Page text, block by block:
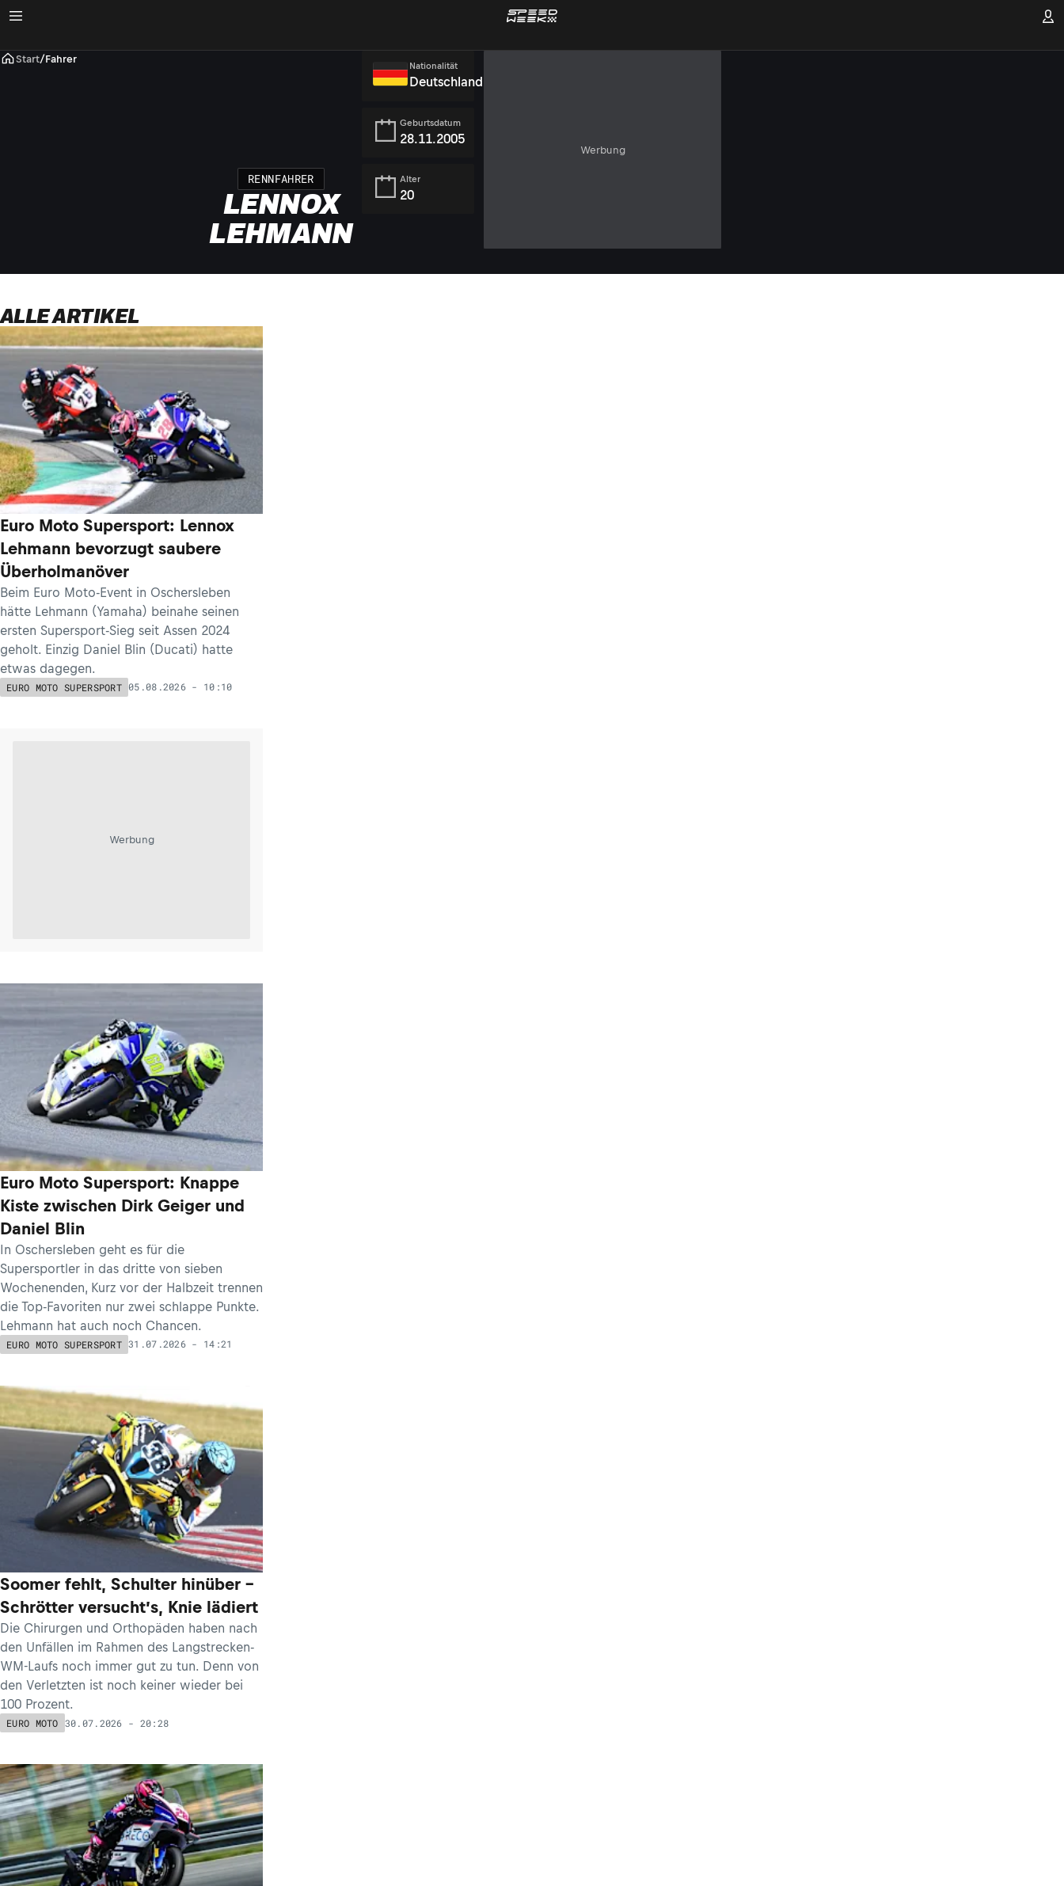
Start/Fahrer
RENNFAHRER
LENNOX
LEHMANN
Nationalität
Deutschland
Geburtsdatum
28.11.2005
Alter
20
Werbung
ALLE ARTIKEL
Euro Moto Supersport: Lennox
Lehmann bevorzugt saubere
Überholmanöver
Beim Euro Moto-Event in Oschersleben
hätte Lehmann (Yamaha) beinahe seinen
ersten Supersport-Sieg seit Assen 2024
geholt. Einzig Daniel Blin (Ducati) hatte
etwas dagegen.
EURO MOTO SUPERSPORT 05.08.2026 - 10:10
Werbung
Euro Moto Supersport: Knappe
Kiste zwischen Dirk Geiger und
Daniel Blin
In Oschersleben geht es für die
Supersportler in das dritte von sieben
Wochenenden, Kurz vor der Halbzeit trennen
die Top-Favoriten nur zwei schlappe Punkte.
Lehmann hat auch noch Chancen.
EURO MOTO SUPERSPORT 31.07.2026 - 14:21
Soomer fehlt, Schulter hinüber –
Schrötter versucht’s, Knie lädiert
Die Chirurgen und Orthopäden haben nach
den Unfällen im Rahmen des Langstrecken-
WM-Laufs noch immer gut zu tun. Denn von
den Verletzten ist noch keiner wieder bei
100 Prozent.
EURO MOTO 30.07.2026 - 20:28